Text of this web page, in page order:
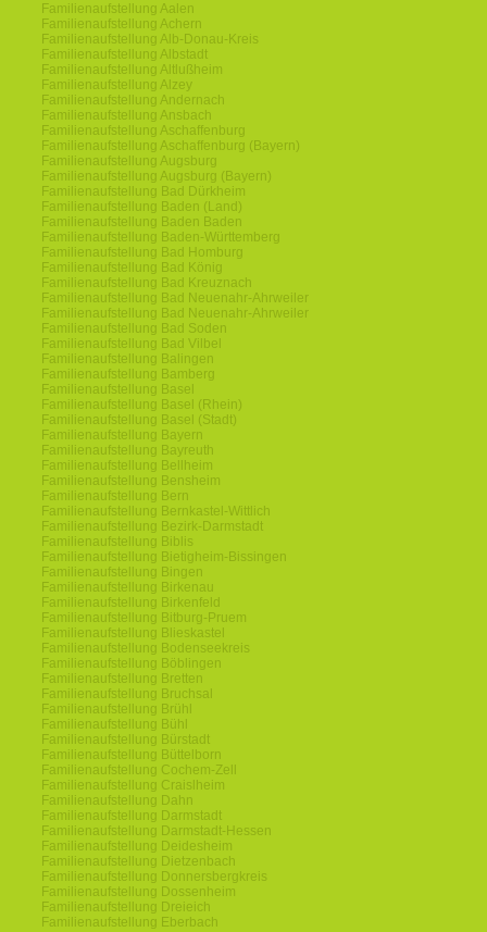
Familienaufstellung Aalen
Familienaufstellung Achern
Familienaufstellung Alb-Donau-Kreis
Familienaufstellung Albstadt
Familienaufstellung Altlußheim
Familienaufstellung Alzey
Familienaufstellung Andernach
Familienaufstellung Ansbach
Familienaufstellung Aschaffenburg
Familienaufstellung Aschaffenburg (Bayern)
Familienaufstellung Augsburg
Familienaufstellung Augsburg (Bayern)
Familienaufstellung Bad Dürkheim
Familienaufstellung Baden (Land)
Familienaufstellung Baden Baden
Familienaufstellung Baden-Württemberg
Familienaufstellung Bad Homburg
Familienaufstellung Bad König
Familienaufstellung Bad Kreuznach
Familienaufstellung Bad Neuenahr-Ahrweiler
Familienaufstellung Bad Neuenahr-Ahrweiler
Familienaufstellung Bad Soden
Familienaufstellung Bad Vilbel
Familienaufstellung Balingen
Familienaufstellung Bamberg
Familienaufstellung Basel
Familienaufstellung Basel (Rhein)
Familienaufstellung Basel (Stadt)
Familienaufstellung Bayern
Familienaufstellung Bayreuth
Familienaufstellung Bellheim
Familienaufstellung Bensheim
Familienaufstellung Bern
Familienaufstellung Bernkastel-Wittlich
Familienaufstellung Bezirk-Darmstadt
Familienaufstellung Biblis
Familienaufstellung Bietigheim-Bissingen
Familienaufstellung Bingen
Familienaufstellung Birkenau
Familienaufstellung Birkenfeld
Familienaufstellung Bitburg-Pruem
Familienaufstellung Blieskastel
Familienaufstellung Bodenseekreis
Familienaufstellung Böblingen
Familienaufstellung Bretten
Familienaufstellung Bruchsal
Familienaufstellung Brühl
Familienaufstellung Bühl
Familienaufstellung Bürstadt
Familienaufstellung Büttelborn
Familienaufstellung Cochem-Zell
Familienaufstellung Craislheim
Familienaufstellung Dahn
Familienaufstellung Darmstadt
Familienaufstellung Darmstadt-Hessen
Familienaufstellung Deidesheim
Familienaufstellung Dietzenbach
Familienaufstellung Donnersbergkreis
Familienaufstellung Dossenheim
Familienaufstellung Dreieich
Familienaufstellung Eberbach